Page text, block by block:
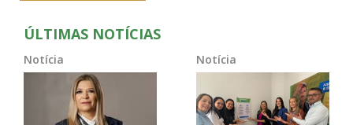
ÚLTIMAS NOTÍCIAS
Notícia Notícia